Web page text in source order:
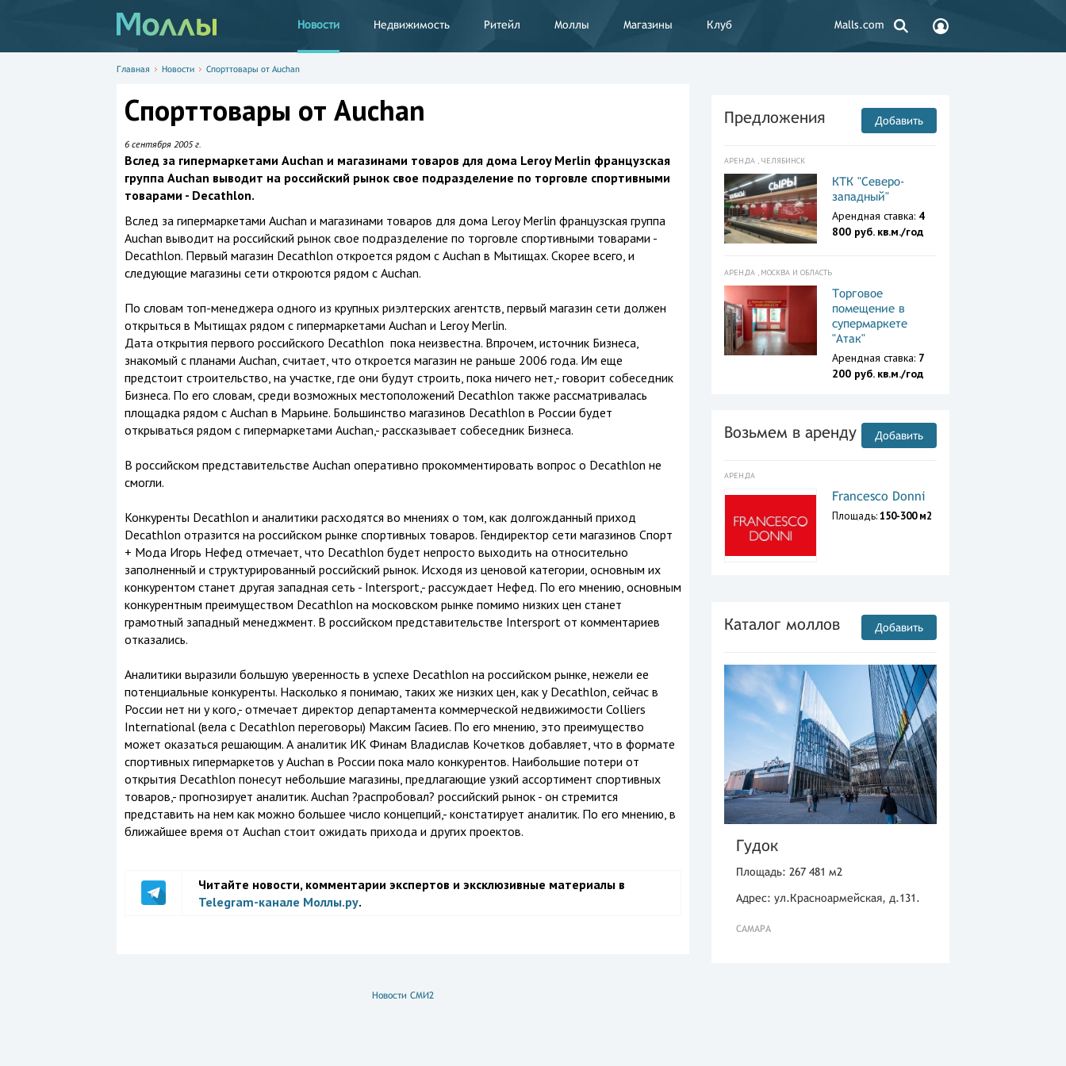
Новости Недвижимость Ритейл Моллы Магазины Клуб Malls.com
Главная Новости Спорттовары от Auchan
Спорттовары от Auchan
6 сентября 2005 г.
Вслед за гипермаркетами Auchan и магазинами товаров для дома Leroy Merlin французская
группа Auchan выводит на российский рынок свое подразделение по торговле спортивными
товарами - Decathlon.
Вслед за гипермаркетами Auchan и магазинами товаров для дома Leroy Merlin французская группа
Auchan выводит на российский рынок свое подразделение по торговле спортивными товарами -
Decathlon. Первый магазин Decathlon откроется рядом с Auchan в Мытищах. Скорее всего, и
следующие магазины сети откроются рядом с Auchan.
По словам топ-менеджера одного из крупных риэлтерских агентств, первый магазин сети должен
открыться в Мытищах рядом с гипермаркетами Auchan и Leroy Merlin.
Дата открытия первого российского Decathlon пока неизвестна. Впрочем, источник Бизнеса,
знакомый с планами Auchan, считает, что откроется магазин не раньше 2006 года. Им еще
предстоит строительство, на участке, где они будут строить, пока ничего нет,- говорит собеседник
Бизнеса. По его словам, среди возможных местоположений Decathlon также рассматривалась
площадка рядом с Auchan в Марьине. Большинство магазинов Decathlon в России будет
открываться рядом с гипермаркетами Auchan,- рассказывает собеседник Бизнеса.
В российском представительстве Auchan оперативно прокомментировать вопрос о Decathlon не
смогли.
Конкуренты Decathlon и аналитики расходятся во мнениях о том, как долгожданный приход
Decathlon отразится на российском рынке спортивных товаров. Гендиректор сети магазинов Спорт
+ Мода Игорь Нефед отмечает, что Decathlon будет непросто выходить на относительно
заполненный и структурированный российский рынок. Исходя из ценовой категории, основным их
конкурентом станет другая западная сеть - Intersport,- рассуждает Нефед. По его мнению, основным
конкурентным преимуществом Decathlon на московском рынке помимо низких цен станет
грамотный западный менеджмент. В российском представительстве Intersport от комментариев
отказались.
Аналитики выразили большую уверенность в успехе Decathlon на российском рынке, нежели ее
потенциальные конкуренты. Насколько я понимаю, таких же низких цен, как у Decathlon, сейчас в
России нет ни у кого,- отмечает директор департамента коммерческой недвижимости Colliers
International (вела с Decathlon переговоры) Максим Гасиев. По его мнению, это преимущество
может оказаться решающим. А аналитик ИК Финам Владислав Кочетков добавляет, что в формате
спортивных гипермаркетов у Auchan в России пока мало конкурентов. Наибольшие потери от
открытия Decathlon понесут небольшие магазины, предлагающие узкий ассортимент спортивных
товаров,- прогнозирует аналитик. Auchan ?распробовал? российский рынок - он стремится
представить на нем как можно большее число концепций,- констатирует аналитик. По его мнению, в
ближайшее время от Auchan стоит ожидать прихода и других проектов.
Читайте новости, комментарии экспертов и эксклюзивные материалы в
Telegram-канале Моллы.ру.
Новости СМИ2
Предложения Добавить
АРЕНДА , ЧЕЛЯБИНСК
КТК "Северо-
западный"
Арендная ставка: 4
800 руб. кв.м./год
АРЕНДА , МОСКВА И ОБЛАСТЬ
Торговое
помещение в
супермаркете
"Атак"
Арендная ставка: 7
200 руб. кв.м./год
Возьмем в аренду Добавить
АРЕНДА
Francesco Donni
Площадь:150-300 м2
Каталог моллов Добавить
Гудок
Площадь: 267 481 м2
Адрес: ул.Красноармейская, д.131.
САМАРА